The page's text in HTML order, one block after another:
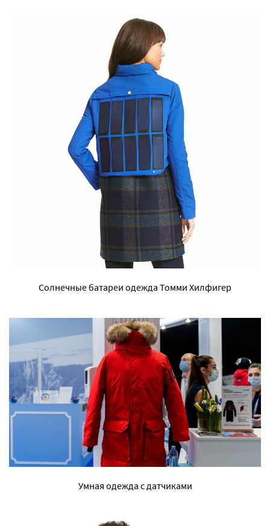
Солнечные батареи одежда Томми Хилфигер
Умная одежда с датчиками